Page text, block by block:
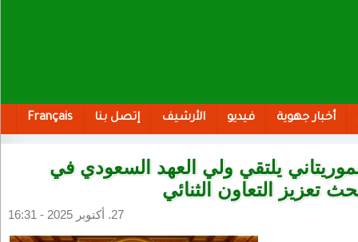
أخبار جهوية فيديو الأرشيف إتصل بنا Français
يلتقي ولي العهد السعودي في
تعزيز التعاون الثنائي
27. أكتوبر 2025 - 16:31